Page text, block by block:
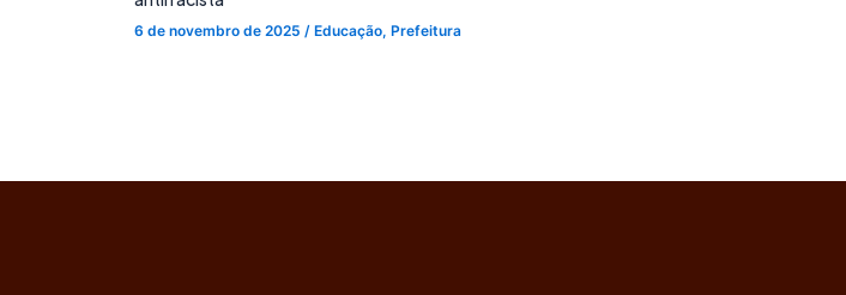
6 de novembro de 2025 / Educação, Prefeitura